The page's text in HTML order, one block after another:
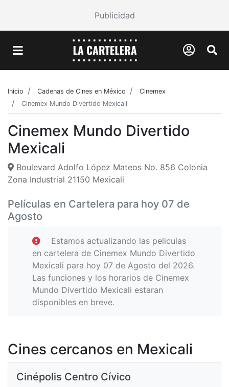
Publicidad
Inicio Cadenas de Cines en México
Cinemex
Cinemex Mundo Divertido Mexicali
Cinemex Mundo Divertido
Mexicali
Boulevard Adolfo López Mateos No. 856 Colonia
Zona Industrial 21150 Mexicali
Películas en Cartelera para hoy 07 de
Agosto
Estamos actualizando las peliculas
en cartelera de Cinemex Mundo Divertido
Mexicali para hoy 07 de Agosto del 2026.
Las funciones y los horarios de Cinemex
Mundo Divertido Mexicali estaran
disponibles en breve.
Cines cercanos en Mexicali
Cinépolis Centro Cívico